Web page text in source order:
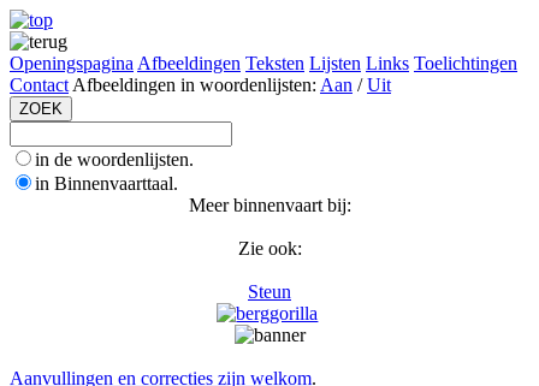
Openingspagina Afbeeldingen Teksten Lijsten Links Toelichtingen
Contact Afbeeldingen in woordenlijsten: Aan /Uit
in de woordenlijsten.
in Binnenvaarttaal.
Meer binnenvaart bij:
Zie ook:
Steun
Aanvullingen en correcties zijn welkom.